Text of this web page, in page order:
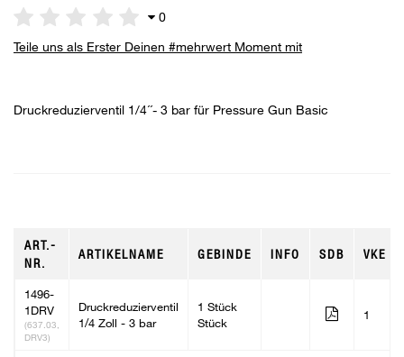
0
Teile uns als Erster Deinen #mehrwert Moment mit
Druckreduzierventil 1/4´´- 3 bar für Pressure Gun Basic
ART.-
NR.
ARTIKELNAME GEBINDE INFO SDB VKE
1496-
1DRV
(637.03,
DRV3)
Druckreduzierventil
1/4 Zoll - 3 bar
1 Stück
Stück
1